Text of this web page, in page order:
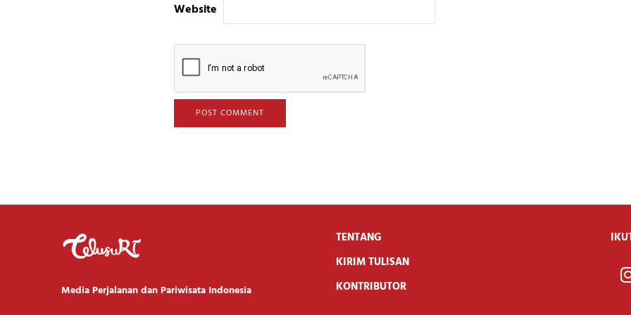
Website
Media Perjalanan dan Pariwisata Indonesia
TENTANG
KIRIM TULISAN
KONTRIBUTOR